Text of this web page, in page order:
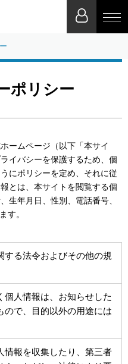
ポリシー
ームページ（以下「本サイ
イバシーを保護するため、個
にポリシーを定め、それに従
とは、本サイトを閲覧する個
生年月日、性別、電話番号、
す。
する法令およびその他の規
個人情報は、お知らせした
ので、目的以外の用途には
情報を収集したり、第三者